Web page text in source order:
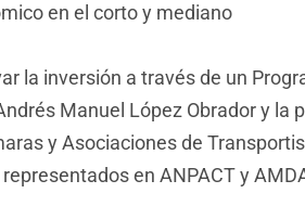
en el corto y mediano
la inversión a través de un
Manuel López Obrador y la
y Asociaciones de
en ANPACT y